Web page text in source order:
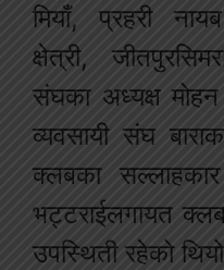
मियाँ, प्रहरी
क्षेत्री,
संघका अध्यक्ष
व्यवसायी संघ
क्लबका
भट्टराईलगायत
उपस्थिती रहेको